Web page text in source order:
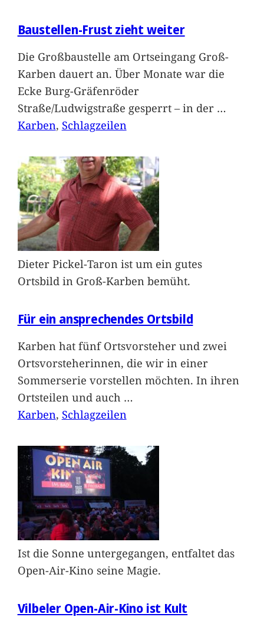
Baustellen-Frust zieht weiter
Die Großbaustelle am Ortseingang Groß-
Karben dauert an. Über Monate war die
Ecke Burg-Gräfenröder
Straße/Ludwigstraße gesperrt – in der …
Karben, Schlagzeilen
Dieter Pickel-Taron ist um ein gutes
Ortsbild in Groß-Karben bemüht.
Für ein ansprechendes Ortsbild
Karben hat fünf Ortsvorsteher und zwei
Ortsvorsteherinnen, die wir in einer
Sommerserie vorstellen möchten. In ihren
Ortsteilen und auch …
Karben, Schlagzeilen
Ist die Sonne untergegangen, entfaltet das
Open-Air-Kino seine Magie.
Vilbeler Open-Air-Kino ist Kult